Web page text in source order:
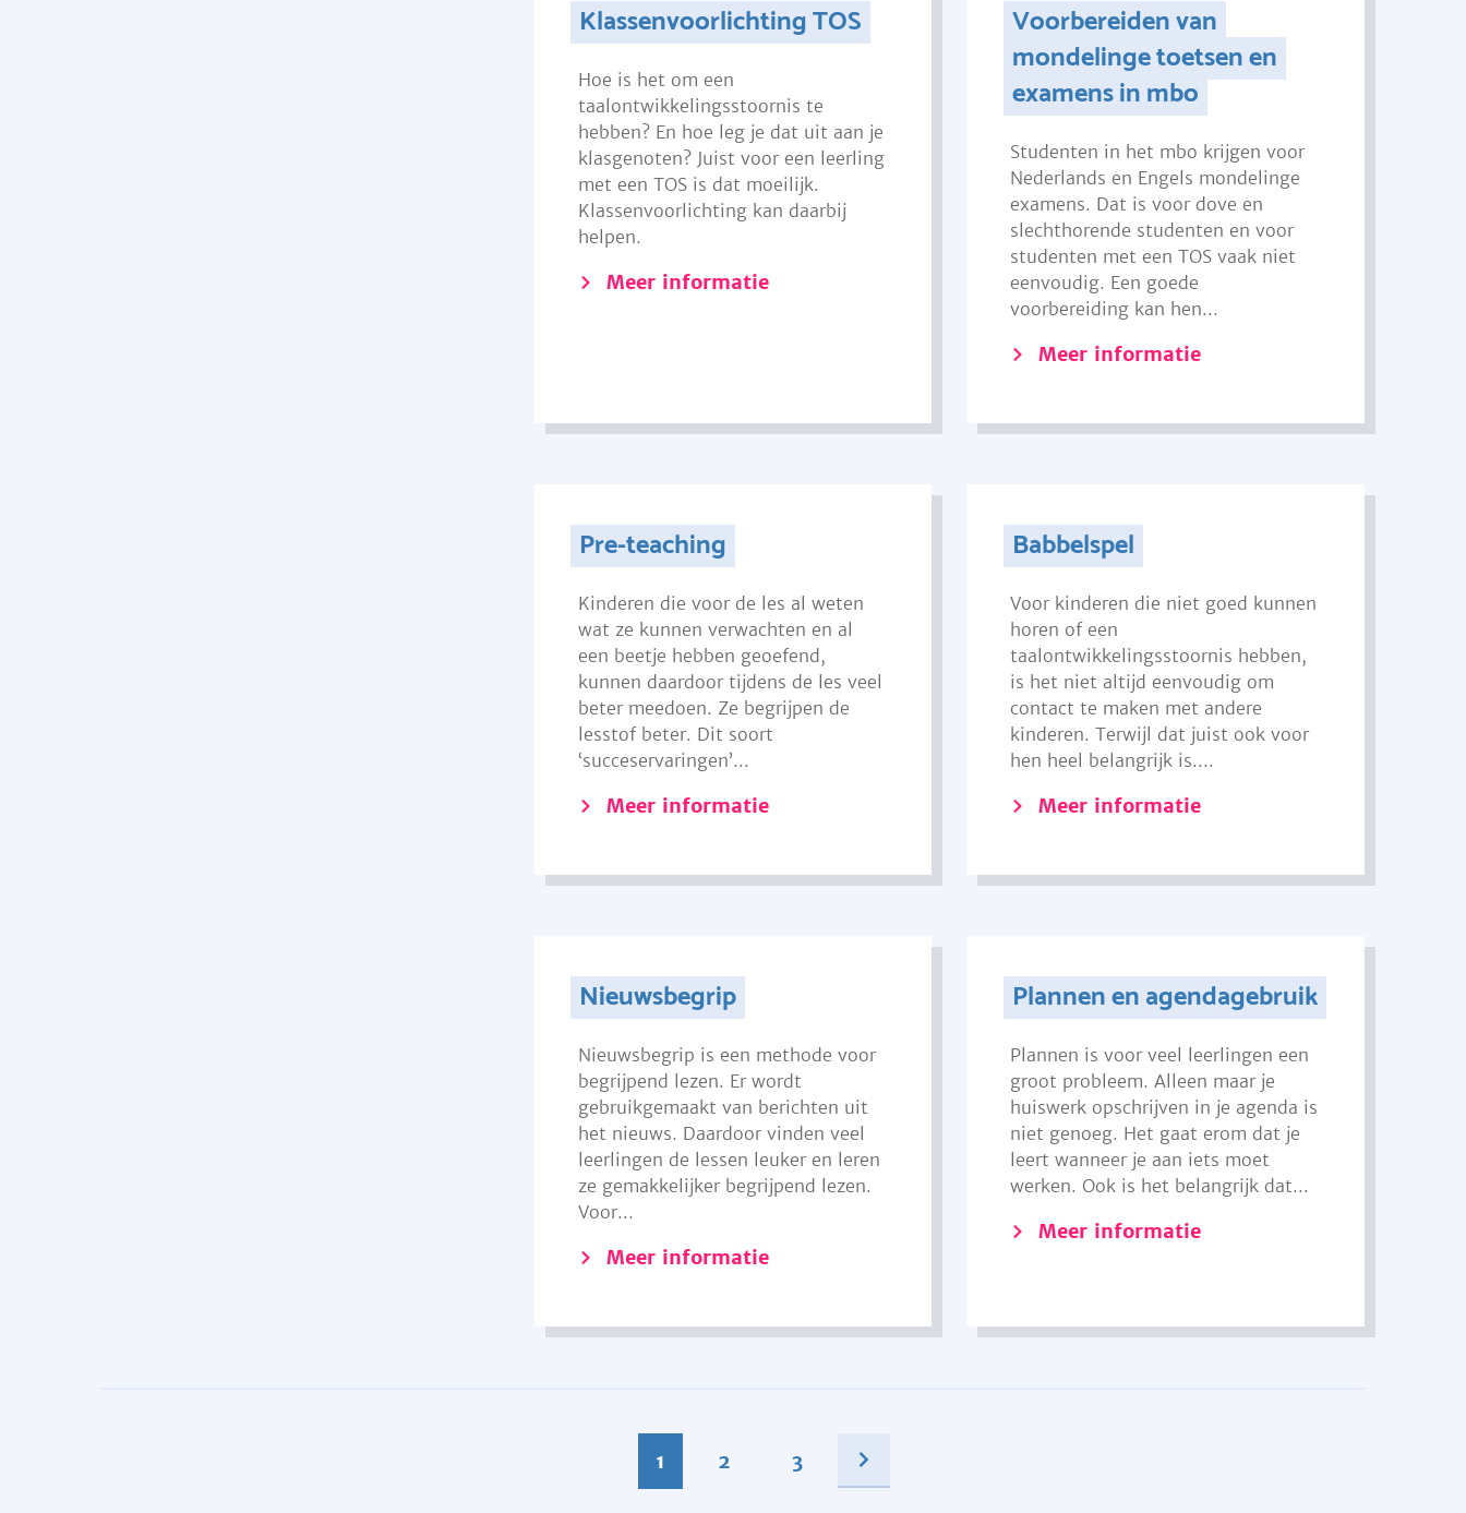
Klassenvoorlichting TOS
Hoe is het om een
taalontwikkelingsstoornis te
hebben? En hoe leg je dat uit aan je
klasgenoten? Juist voor een leerling
met een TOS is dat moeilijk.
Klassenvoorlichting kan daarbij
helpen.
Meer informatie
Voorbereiden van
mondelinge toetsen en
examens in mbo
Studenten in het mbo krijgen voor
Nederlands en Engels mondelinge
examens. Dat is voor dove en
slechthorende studenten en voor
studenten met een TOS vaak niet
eenvoudig. Een goede
voorbereiding kan hen...
Meer informatie
Pre-teaching
Kinderen die voor de les al weten
wat ze kunnen verwachten en al
een beetje hebben geoefend,
kunnen daardoor tijdens de les veel
beter meedoen. Ze begrijpen de
lesstof beter. Dit soort
‘succeservaringen’...
Meer informatie
Babbelspel
Voor kinderen die niet goed kunnen
horen of een
taalontwikkelingsstoornis hebben,
is het niet altijd eenvoudig om
contact te maken met andere
kinderen. Terwijl dat juist ook voor
hen heel belangrijk is....
Meer informatie
Nieuwsbegrip
Nieuwsbegrip is een methode voor
begrijpend lezen. Er wordt
gebruikgemaakt van berichten uit
het nieuws. Daardoor vinden veel
leerlingen de lessen leuker en leren
ze gemakkelijker begrijpend lezen.
Voor...
Meer informatie
Plannen en agendagebruik
Plannen is voor veel leerlingen een
groot probleem. Alleen maar je
huiswerk opschrijven in je agenda is
niet genoeg. Het gaat erom dat je
leert wanneer je aan iets moet
werken. Ook is het belangrijk dat...
Meer informatie
1 2 3